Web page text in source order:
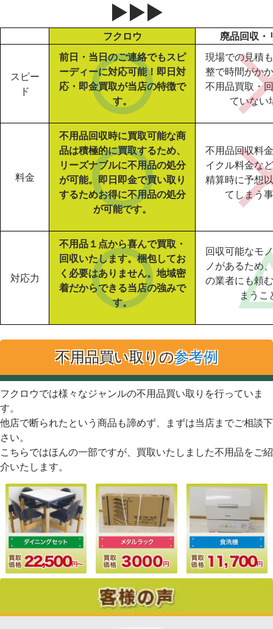
▶▶▶
フクロウ 廃品回収・
スピー
ド
前日・当日のご連絡でもスピ
ーディーに対応可能！即日対
応・即金買取が当店の特徴で
す。
現場での見積
整で時間がか
不用品買取・
ていない
料金
不用品回収時に買取可能な商
品は積極的に買取するため、
リーズナブルに不用品の処分
が可能。即日即金で買い取り
するためお得に不用品の処分
が可能です。
不用品回収料
イクル料金な
精算時に予想
てしまう
対応力
不用品１点から喜んで買取・
回収いたします。梱包してお
く必要はありません。地域密
着だからできる当店の強みで
す。
回収可能なモ
ノがあるため
の業者にも頼
まうこ
不用品買い取りの参考例
フクロウでは様々なジャンルの不用品買い取りを行っていま
す。
他店で断られたという商品も諦めず、まずは当店までご相談下
さい。
こちらではほんの一部ですが、買取いたしました不用品をご紹
介いたします。